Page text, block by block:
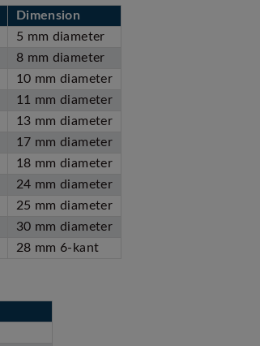
Dimension
5 mm diameter
8 mm diameter
10 mm diameter
11 mm diameter
13 mm diameter
17 mm diameter
18 mm diameter
24 mm diameter
25 mm diameter
30 mm diameter
28 mm 6-kant